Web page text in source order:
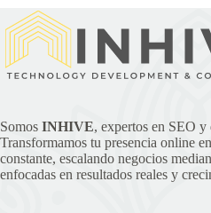
Somos INHIVE, expertos en SEO y
Transformamos tu presencia online
constante, escalando negocios
enfocadas en resultados reales y